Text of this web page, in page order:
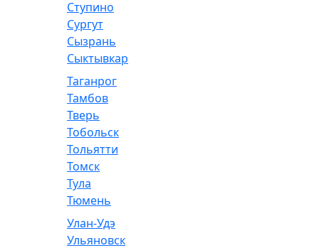
Ступино
Сургут
Сызрань
Сыктывкар
Таганрог
Тамбов
Тверь
Тобольск
Тольятти
Томск
Тула
Тюмень
Улан-Удэ
Ульяновск